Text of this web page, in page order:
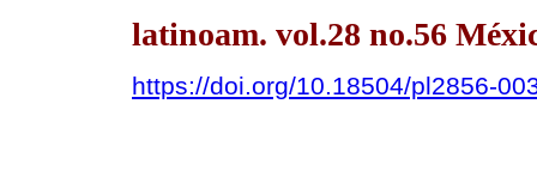
latinoam. vol.28 no.56
https://doi.org/10.18504/pl2856-